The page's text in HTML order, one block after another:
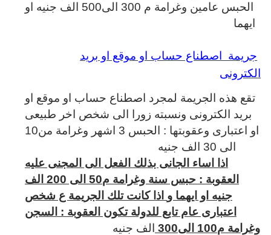
الحبس عامين وغرامة م 300 الى500 الف جنيه او
ايهما
جريمة اصطناع حساب او موقع او بريد
الكترونى
تقع هذه الجريمة لمجرد اصطناع حساب او موقع او
بريد الكترونى ونسبته زورا الى شخص اخر طبيعى
او اعتبارى وعقوبتها : الحبس 3 اشهر وغرامة من10
الى 30 الف جنيه
اذا اساء الجانى بذلك الفعل الى المجنى عليه
العقوبة : حبس سنة وغرامة م50 الى 200 الف
جنيه او ايهما و اذا كانت تلك الجريمة ع شخص
اعتبارى عام تابع للدولة تكون العقوبة : السجن
وغرامة م100 الى300
الف جنيه